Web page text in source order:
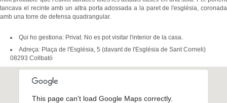
Oficina virtual
Geoportal
Projectes
Preguntes freqüents - Bosc del Misser
Oferta Pública Ocupació 2023
Oferta Pública Ocupació 2024
Informes Sindicatura de Comptes
Mercats
Història
Collbató en xifres
Guia de Collbató
Transport públic
Oficina de turisme
Coves de Montserrat
tancava el recinte amb un altra porta adossada a la paret de l'església, coronada
amb una torre de defensa quadrangular.
Qui ho gestiona: Privat. No es pot visitar l'interior de la casa.
Adreça: Plaça de l'Església, 5 (davant de l'Església de Sant Corneli)
08293 Collbató
This page can't load Google Maps correctly.